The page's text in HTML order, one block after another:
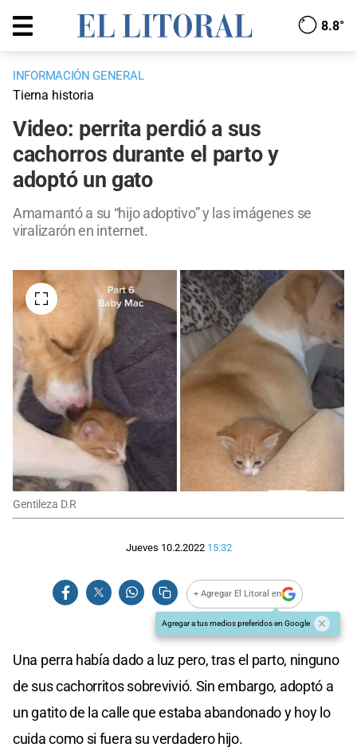
8.8°
INFORMACIÓN GENERAL
Tierna historia
Video: perrita perdió a sus
cachorros durante el parto y
adoptó un gato
Amamantó a su “hijo adoptivo” y las imágenes se
viralizarón en internet.
Gentileza D.R
Jueves 10.2.2022 15:32
+ Agregar El Litoral en
Agregar a tus medios preferidos en Google
Una perra había dado a luz pero, tras el parto, ninguno
de sus cachorritos sobrevivió. Sin embargo, adoptó a
un gatito de la calle que estaba abandonado y hoy lo
cuida como si fuera su verdadero hijo.